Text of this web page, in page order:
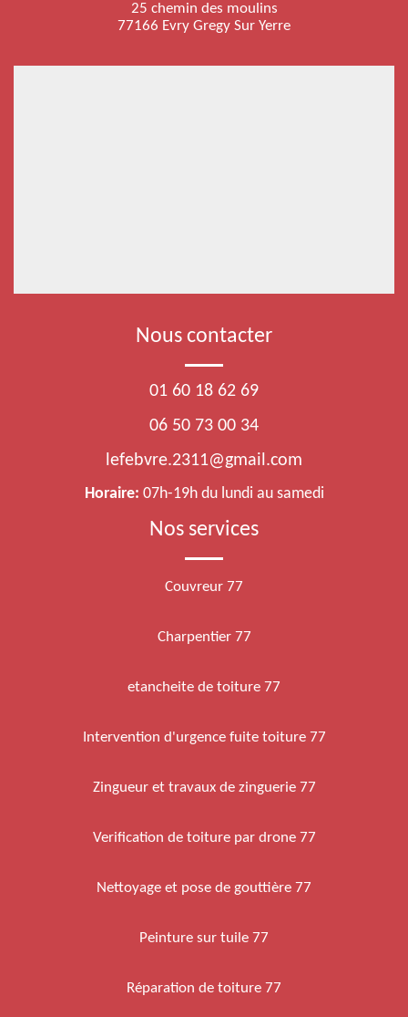
25 chemin des moulins
77166 Evry Gregy Sur Yerre
Nous contacter
01 60 18 62 69
06 50 73 00 34
lefebvre.2311@gmail.com
Horaire: 07h-19h du lundi au samedi
Nos services
Couvreur 77
Charpentier 77
etancheite de toiture 77
Intervention d'urgence fuite toiture 77
Zingueur et travaux de zinguerie 77
Verification de toiture par drone 77
Nettoyage et pose de gouttière 77
Peinture sur tuile 77
Réparation de toiture 77